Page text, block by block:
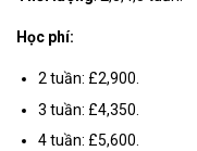
Học phí:
2 tuần: £2,900.
3 tuần: £4,350.
4 tuần: £5,600.